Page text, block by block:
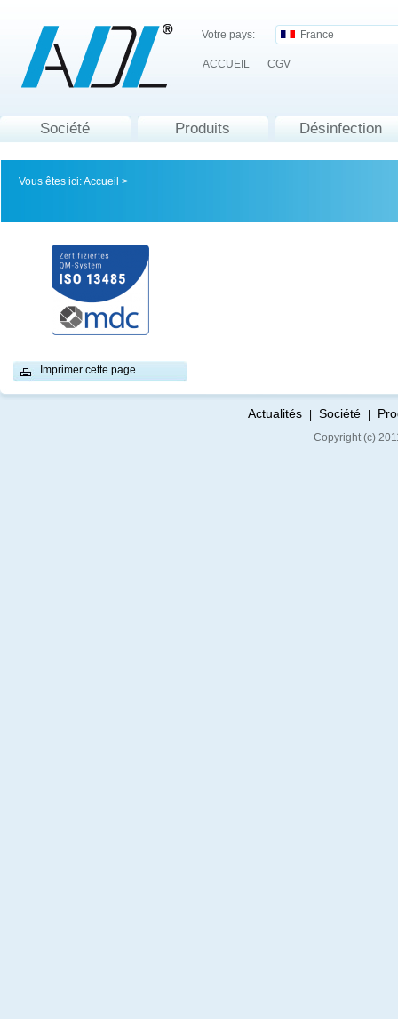
Votre pays: France
ACCUEIL CGV
Société Produits Désinfection
Vous êtes ici:Accueil >
Imprimer cette page
Actualités Société
Copyright (c)